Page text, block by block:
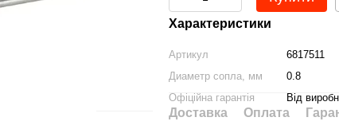
Характеристики
Артикул
6817511
Диаметр сопла, мм
0.8
Офіційна гарантія
Від
Доставка Оплата